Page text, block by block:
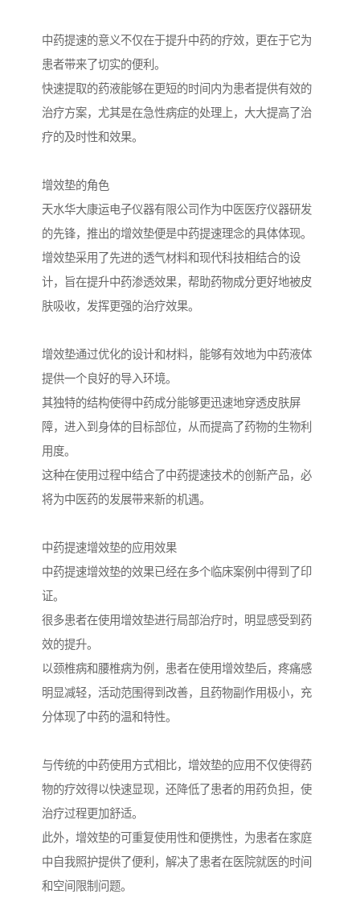
中药提速的意义不仅在于提升中药的疗效，更在于它为
患者带来了切实的便利。
快速提取的药液能够在更短的时间内为患者提供有效的
治疗方案，尤其是在急性病症的处理上，大大提高了治
疗的及时性和效果。
增效垫的角色
天水华大康运电子仪器有限公司作为中医医疗仪器研发
的先锋，推出的增效垫便是中药提速理念的具体体现。
增效垫采用了先进的透气材料和现代科技相结合的设
计，旨在提升中药渗透效果，帮助药物成分更好地被皮
肤吸收，发挥更强的治疗效果。
增效垫通过优化的设计和材料，能够有效地为中药液体
提供一个良好的导入环境。
其独特的结构使得中药成分能够更迅速地穿透皮肤屏
障，进入到身体的目标部位，从而提高了药物的生物利
用度。
这种在使用过程中结合了中药提速技术的创新产品，必
将为中医药的发展带来新的机遇。
中药提速增效垫的应用效果
中药提速增效垫的效果已经在多个临床案例中得到了印
证。
很多患者在使用增效垫进行局部治疗时，明显感受到药
效的提升。
以颈椎病和腰椎病为例，患者在使用增效垫后，疼痛感
明显减轻，活动范围得到改善，且药物副作用极小，充
分体现了中药的温和特性。
与传统的中药使用方式相比，增效垫的应用不仅使得药
物的疗效得以快速显现，还降低了患者的用药负担，使
治疗过程更加舒适。
此外，增效垫的可重复使用性和便携性，为患者在家庭
中自我照护提供了便利，解决了患者在医院就医的时间
和空间限制问题。